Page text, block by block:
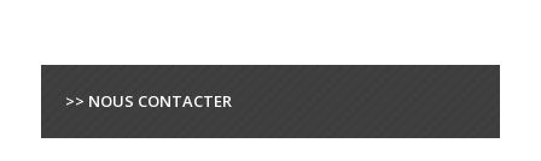
>> NOUS CONTACTER